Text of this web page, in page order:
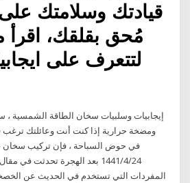
قيادتك وسلامتك
مُحق بقلقك، اقرأ
لتتعرف على
إيجابيات وسلبيات سخان الطاقة الشمسية ،
ومضخة حرارية إذا كنت أنت وعائلتك
في حوض السباحة ، فإن تركيب سخان
24‏‏/4‏‏/1441 بعد الهجرة تحدثت
المفردات التي تستخدم في الحديث عن